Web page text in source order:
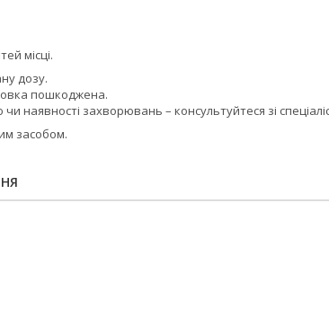
місці.
дозу.
пошкоджена.
чи наявності захворювань – консультуйтеся зі
засобом.